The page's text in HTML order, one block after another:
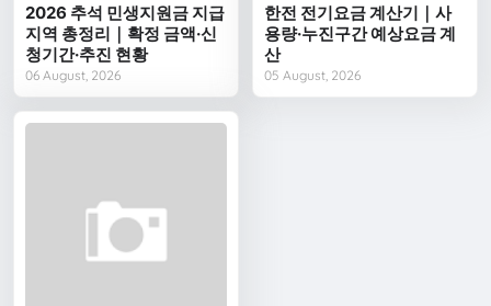
2026 추석 민생지원금 지급
지역 총정리｜확정 금액·신
청기간·추진 현황
06 August, 2026
한전 전기요금 계산기｜사
용량·누진구간 예상요금 계
산
05 August, 2026